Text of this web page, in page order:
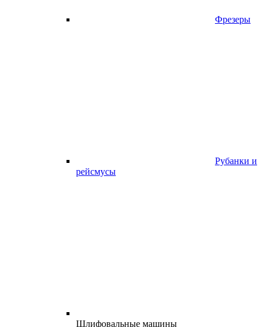
Фрезеры
Рубанки и
рейсмусы
Шлифовальные машины